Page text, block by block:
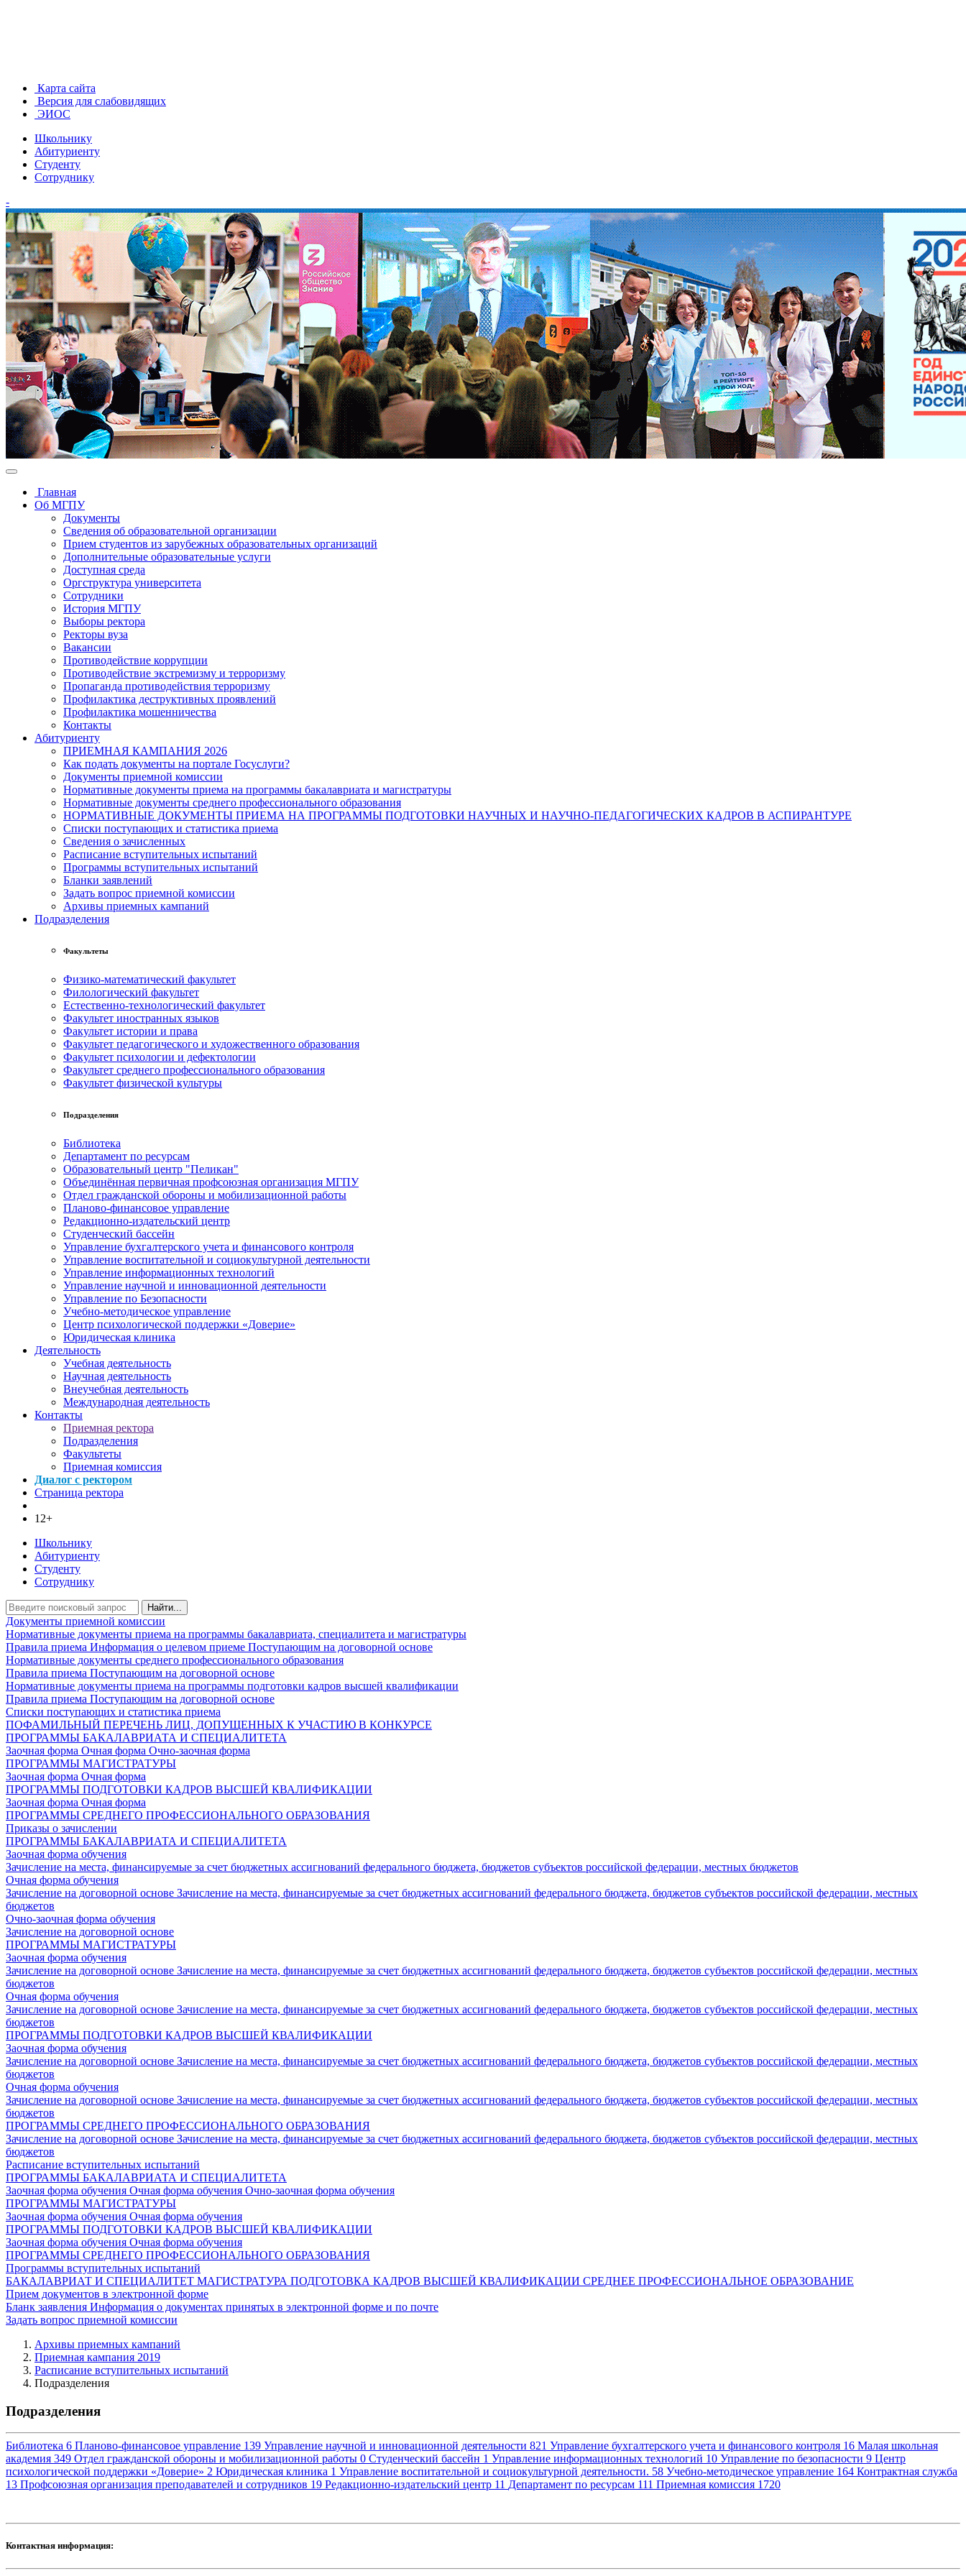
Карта сайта
Версия для слабовидящих
ЭИОС
Школьнику
Абитуриенту
Студенту
Сотруднику
-
Главная
Об МГПУ
Документы
Сведения об образовательной организации
Прием студентов из зарубежных образовательных организаций
Дополнительные образовательные услуги
Доступная среда
Оргструктура университета
Сотрудники
История МГПУ
Выборы ректора
Ректоры вуза
Вакансии
Противодействие коррупции
Противодействие экстремизму и терроризму
Пропаганда противодействия терроризму
Профилактика деструктивных проявлений
Профилактика мошенничества
Контакты
Абитуриенту
ПРИЕМНАЯ КАМПАНИЯ 2026
Как подать документы на портале Госуслуги?
Документы приемной комиссии
Нормативные документы приема на программы бакалавриата и магистратуры
Нормативные документы среднего профессионального образования
НОРМАТИВНЫЕ ДОКУМЕНТЫ ПРИЕМА НА ПРОГРАММЫ ПОДГОТОВКИ НАУЧНЫХ И НАУЧНО-ПЕДАГОГИЧЕСКИХ КАДРОВ В АСПИРАНТУРЕ
Списки поступающих и статистика приема
Сведения о зачисленных
Расписание вступительных испытаний
Программы вступительных испытаний
Бланки заявлений
Задать вопрос приемной комиссии
Архивы приемных кампаний
Подразделения
Факультеты
Физико-математический факультет
Филологический факультет
Естественно-технологический факультет
Факультет иностранных языков
Факультет истории и права
Факультет педагогического и художественного образования
Факультет психологии и дефектологии
Факультет среднего профессионального образования
Факультет физической культуры
Подразделения
Библиотека
Департамент по ресурсам
Образовательный центр "Пеликан"
Объединённая первичная профсоюзная организация МГПУ
Отдел гражданской обороны и мобилизационной работы
Планово-финансовое управление
Редакционно-издательский центр
Студенческий бассейн
Управление бухгалтерского учета и финансового контроля
Управление воспитательной и социокультурной деятельности
Управление информационных технологий
Управление научной и инновационной деятельности
Управление по Безопасности
Учебно-методическое управление
Центр психологической поддержки «Доверие»
Юридическая клиника
Деятельность
Учебная деятельность
Научная деятельность
Внеучебная деятельность
Международная деятельность
Контакты
Приемная ректора
Подразделения
Факультеты
Приемная комиссия
Диалог с ректором
Страница ректора
12+
Школьнику
Абитуриенту
Студенту
Сотруднику
Найти...
Документы приемной комиссии
Нормативные документы приема на программы бакалавриата, специалитета и магистратуры
Правила приема Информация о целевом приеме Поступающим на договорной основе
Нормативные документы среднего профессионального образования
Правила приема Поступающим на договорной основе
Нормативные документы приема на программы подготовки кадров высшей квалификации
Правила приема Поступающим на договорной основе
Списки поступающих и статистика приема
ПОФАМИЛЬНЫЙ ПЕРЕЧЕНЬ ЛИЦ, ДОПУЩЕННЫХ К УЧАСТИЮ В КОНКУРСЕ
ПРОГРАММЫ БАКАЛАВРИАТА И СПЕЦИАЛИТЕТА
Заочная форма Очная форма Очно-заочная форма
ПРОГРАММЫ МАГИСТРАТУРЫ
Заочная форма Очная форма
ПРОГРАММЫ ПОДГОТОВКИ КАДРОВ ВЫСШЕЙ КВАЛИФИКАЦИИ
Заочная форма Очная форма
ПРОГРАММЫ СРЕДНЕГО ПРОФЕССИОНАЛЬНОГО ОБРАЗОВАНИЯ
Приказы о зачислении
ПРОГРАММЫ БАКАЛАВРИАТА И СПЕЦИАЛИТЕТА
Заочная форма обучения
Зачисление на места, финансируемые за счет бюджетных ассигнований федерального бюджета, бюджетов субъектов российской федерации, местных бюджетов
Очная форма обучения
Зачисление на договорной основе Зачисление на места, финансируемые за счет бюджетных ассигнований федерального бюджета, бюджетов субъектов российской федерации, местных
бюджетов
Очно-заочная форма обучения
Зачисление на договорной основе
ПРОГРАММЫ МАГИСТРАТУРЫ
Заочная форма обучения
Зачисление на договорной основе Зачисление на места, финансируемые за счет бюджетных ассигнований федерального бюджета, бюджетов субъектов российской федерации, местных
бюджетов
Очная форма обучения
Зачисление на договорной основе Зачисление на места, финансируемые за счет бюджетных ассигнований федерального бюджета, бюджетов субъектов российской федерации, местных
бюджетов
ПРОГРАММЫ ПОДГОТОВКИ КАДРОВ ВЫСШЕЙ КВАЛИФИКАЦИИ
Заочная форма обучения
Зачисление на договорной основе Зачисление на места, финансируемые за счет бюджетных ассигнований федерального бюджета, бюджетов субъектов российской федерации, местных
бюджетов
Очная форма обучения
Зачисление на договорной основе Зачисление на места, финансируемые за счет бюджетных ассигнований федерального бюджета, бюджетов субъектов российской федерации, местных
бюджетов
ПРОГРАММЫ СРЕДНЕГО ПРОФЕССИОНАЛЬНОГО ОБРАЗОВАНИЯ
Зачисление на договорной основе Зачисление на места, финансируемые за счет бюджетных ассигнований федерального бюджета, бюджетов субъектов российской федерации, местных
бюджетов
Расписание вступительных испытаний
ПРОГРАММЫ БАКАЛАВРИАТА И СПЕЦИАЛИТЕТА
Заочная форма обучения Очная форма обучения Очно-заочная форма обучения
ПРОГРАММЫ МАГИСТРАТУРЫ
Заочная форма обучения Очная форма обучения
ПРОГРАММЫ ПОДГОТОВКИ КАДРОВ ВЫСШЕЙ КВАЛИФИКАЦИИ
Заочная форма обучения Очная форма обучения
ПРОГРАММЫ СРЕДНЕГО ПРОФЕССИОНАЛЬНОГО ОБРАЗОВАНИЯ
Программы вступительных испытаний
БАКАЛАВРИАТ И СПЕЦИАЛИТЕТ МАГИСТРАТУРА ПОДГОТОВКА КАДРОВ ВЫСШЕЙ КВАЛИФИКАЦИИ СРЕДНЕЕ ПРОФЕССИОНАЛЬНОЕ ОБРАЗОВАНИЕ
Прием документов в электронной форме
Бланк заявления Информация о документах принятых в электронной форме и по почте
Задать вопрос приемной комиссии
Архивы приемных кампаний
Приемная кампания 2019
Расписание вступительных испытаний
Подразделения
Подразделения
Библиотека 6 Планово-финансовое управление 139 Управление научной и инновационной деятельности 821 Управление бухгалтерского учета и финансового контроля 16 Малая школьная
академия 349 Отдел гражданской обороны и мобилизационной работы 0 Студенческий бассейн 1 Управление информационных технологий 10 Управление по безопасности 9 Центр
психологической поддержки «Доверие» 2 Юридическая клиника 1 Управление воспитательной и социокультурной деятельности. 58 Учебно-методическое управление 164 Контрактная служба
13 Профсоюзная организация преподавателей и сотрудников 19 Редакционно-издательский центр 11 Департамент по ресурсам 111 Приемная комиссия 1720
Контактная информация: